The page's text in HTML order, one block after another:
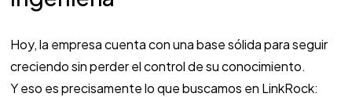
Hoy, la empresa cuenta con una base sólida para seguir
creciendo sin perder el control de su conocimiento.
Y eso es precisamente lo que buscamos en LinkRock: